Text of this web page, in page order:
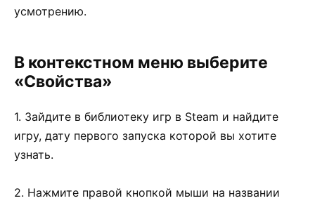
усмотрению.
В контекстном меню выберите
«Свойства»
1. Зайдите в библиотеку игр в Steam и найдите
игру, дату первого запуска которой вы хотите
узнать.
2. Нажмите правой кнопкой мыши на названии